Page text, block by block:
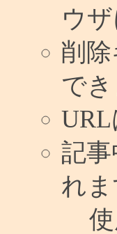
ウ
削
でき
記
れ